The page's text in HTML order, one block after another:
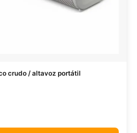
crudo / altavoz portátil